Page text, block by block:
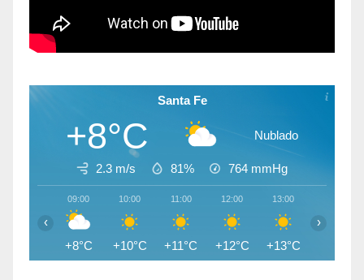
Santa Fe
+8°C Nublado
2.3 m/s 81% 764 mmHg
09:00
+8°C
10:00
+10°C
11:00
+11°C
12:00
+12°C
13:00
+13°C
‹ ›